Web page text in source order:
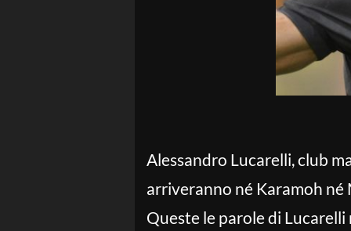
Alessandro Lucarelli, club
arriveranno né Karamoh né
Queste le parole di